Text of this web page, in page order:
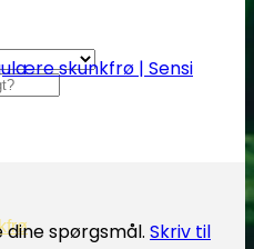
spørgsmål. Skriv til